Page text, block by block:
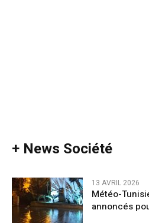
+ News Société
13 AVRIL 2026
Météo-
annoncés